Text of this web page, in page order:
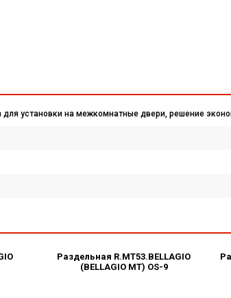
для установки на межкомнатные двери, решение
Раздельная R.MT53.BELLAGIO
(BELLAGIO MT) OS-9